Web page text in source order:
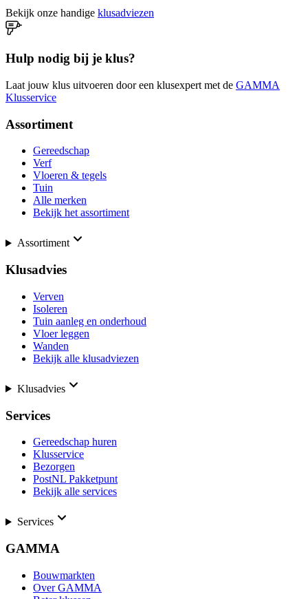
Bekijk onze handige klusadviezen
Hulp nodig bij je klus?
Laat jouw klus uitvoeren door een klusexpert met de GAMMA
Klusservice
Assortiment
Gereedschap
Verf
Vloeren & tegels
Tuin
Alle merken
Bekijk het assortiment
Assortiment
Klusadvies
Verven
Isoleren
Tuin aanleg en onderhoud
Vloer leggen
Wanden
Bekijk alle klusadviezen
Klusadvies
Services
Gereedschap huren
Klusservice
Bezorgen
PostNL Pakketpunt
Bekijk alle services
Services
GAMMA
Bouwmarkten
Over GAMMA